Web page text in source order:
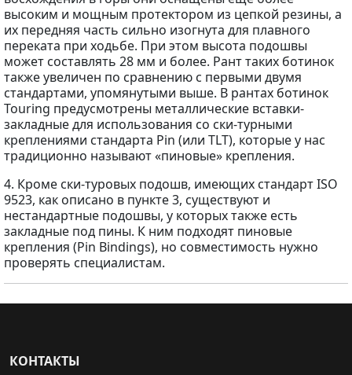
высоким и мощным протектором из цепкой резины, а
их передняя часть сильно изогнута для плавного
переката при ходьбе. При этом высота подошвы
может составлять 28 мм и более. Рант таких ботинок
также увеличен по сравнению с первыми двумя
стандартами, упомянутыми выше. В рантах ботинок
Touring предусмотрены металлические вставки-
закладные для использования со ски-турными
креплениями стандарта Pin (или TLT), которые у нас
традиционно называют «пиновые» крепления.
4. Кроме ски-туровых подошв, имеющих стандарт ISO
9523, как описано в пункте 3, существуют и
нестандартные подошвы, у которых также есть
закладные под пины. К ним подходят пиновые
крепления (Pin Bindings), но совместимость нужно
проверять специалистам.
КОНТАКТЫ